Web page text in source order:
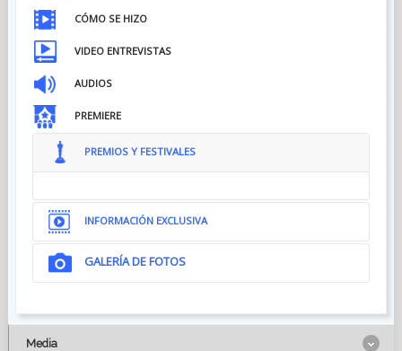
CÓMO SE HIZO
VIDEO ENTREVISTAS
AUDIOS
PREMIERE
PREMIOS Y FESTIVALES
INFORMACIÓN EXCLUSIVA
GALERÍA DE FOTOS
Media